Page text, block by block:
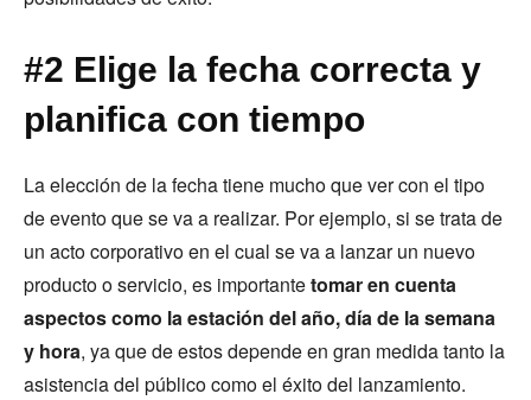
#2 Elige la fecha correcta y
planifica con tiempo
La elección de la fecha tiene mucho que ver con el tipo
de evento que se va a realizar. Por ejemplo, si se trata de
un acto corporativo en el cual se va a lanzar un nuevo
producto o servicio, es importantetomar en cuenta
aspectos como la estación del año, día de la semana
y hora, ya que de estos depende en gran medida tanto la
asistencia del público como el éxito del lanzamiento.